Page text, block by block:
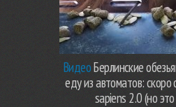
ВидеоБерлинские
еду из автоматов: скоро
sapiens 2.0 (но